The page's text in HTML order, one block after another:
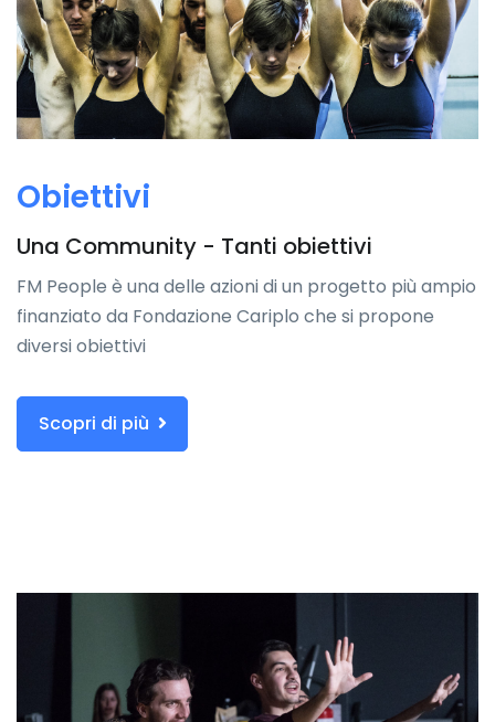
Obiettivi
Una Community - Tanti obiettivi
FM People è una delle azioni di un progetto più ampio
finanziato da Fondazione Cariplo che si propone
diversi obiettivi
Scopri di più